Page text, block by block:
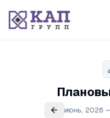
июнь, 2026